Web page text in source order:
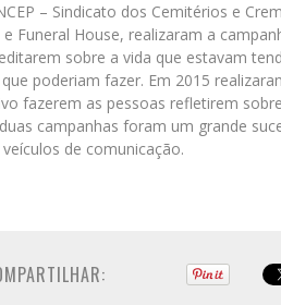
– Sindicato dos Cemitérios e
Funeral House, realizaram a
sobre a vida que estavam
poderiam fazer. Em 2015
fazerem as pessoas refletirem
campanhas foram um grande
de comunicação.